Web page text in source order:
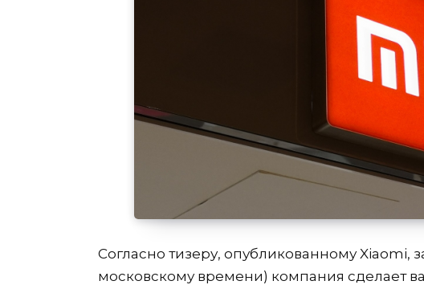
Согласно тизеру, опубликованному Xiaomi,
московскому времени) компания сделает